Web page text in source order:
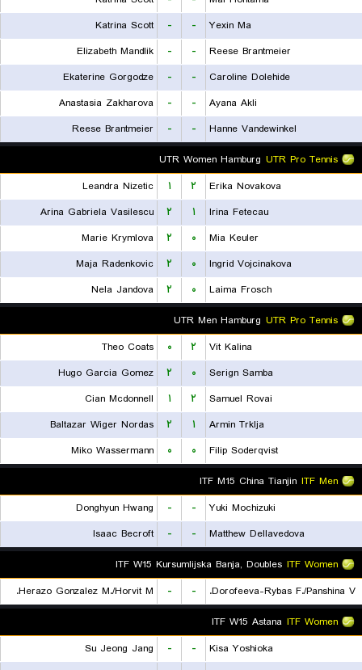
Yexin Ma
-
-
Katrina Scott
Reese Brantmeier
-
-
Elizabeth Mandlik
Caroline Dolehide
-
-
Ekaterine Gorgodze
Ayana Akli
-
-
Anastasia Zakharova
Hanne Vandewinkel
-
-
Reese Brantmeier
UTR Pro Tennis
UTR Women Hamburg
Erika Novakova
۲ ۱
Leandra Nizetic
Irina Fetecau
۱ ۲
Arina Gabriela Vasilescu
Mia Keuler
۰ ۲
Marie Krymlova
Ingrid Vojcinakova
۰ ۲
Maja Radenkovic
Laima Frosch
۰ ۲
Nela Jandova
UTR Pro Tennis
UTR Men Hamburg
Vit Kalina
۲ ۰
Theo Coats
Serign Samba
۰ ۲
Hugo Garcia Gomez
Samuel Rovai
۲ ۱
Cian Mcdonnell
Armin Trklja
۱ ۲
Baltazar Wiger Nordas
Filip Soderqvist
۰ ۰
Miko Wassermann
ITF Men
ITF M15 China Tianjin
Yuki Mochizuki
-
-
Donghyun Hwang
Matthew Dellavedova
-
-
Isaac Becroft
ITF Women
ITF W15 Kursumlijska Banja, Doubles
Dorofeeva-Rybas F./Panshina V.
-
-
Herazo Gonzalez M./Horvit M.
ITF Women
ITF W15 Astana
Kisa Yoshioka
-
-
Su Jeong Jang